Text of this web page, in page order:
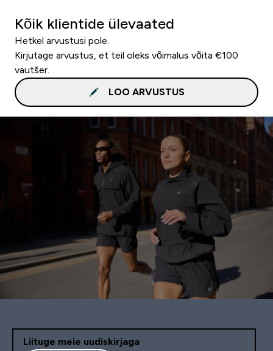
Kõik klientide ülevaated
Hetkel arvustusi pole.
Kirjutage arvustus, et teil oleks võimalus võita €100
vautšer.
LOO ARVUSTUS
Liituge meie uudiskirjaga